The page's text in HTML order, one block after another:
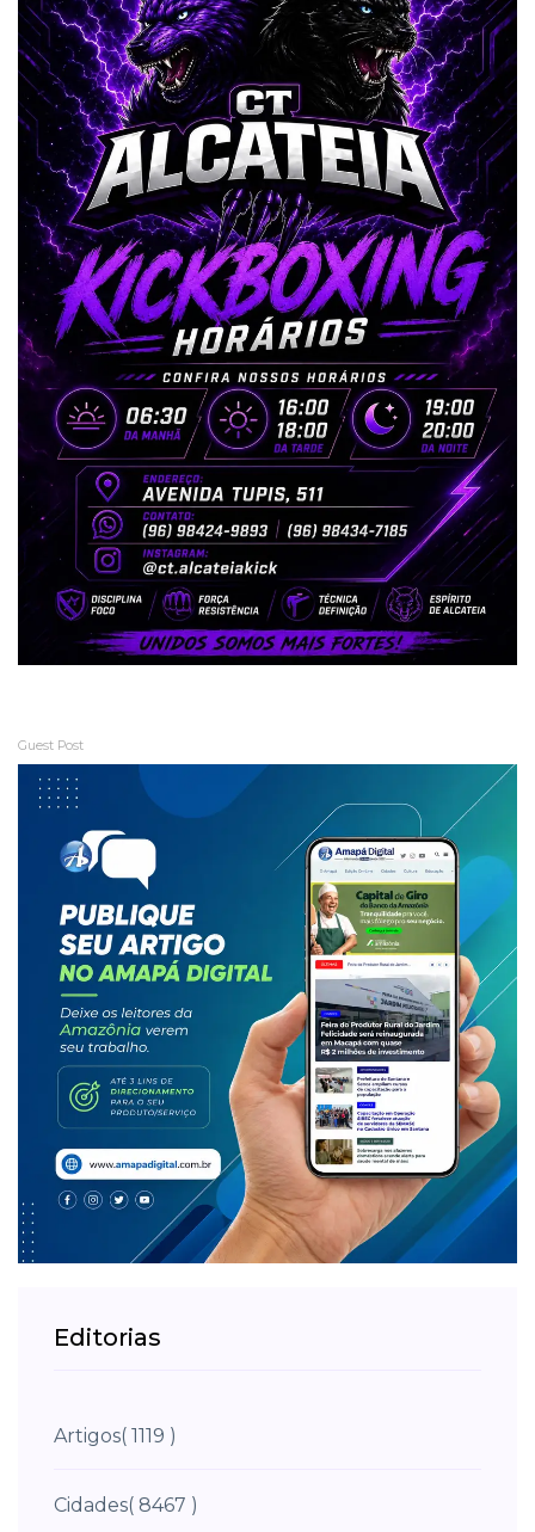
Guest Post
Editorias
Artigos( 1119 )
Cidades( 8467 )